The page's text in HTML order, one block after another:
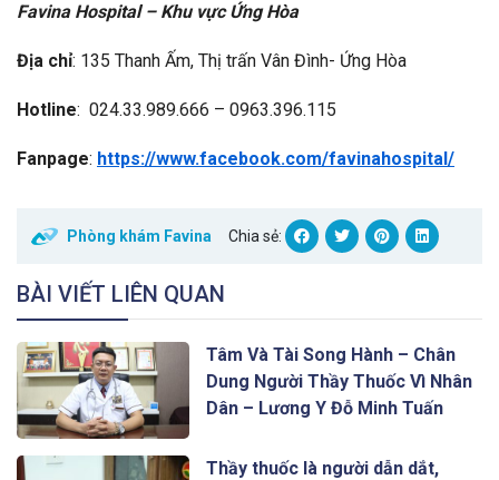
Favina Hospital – Khu vực Ứng Hòa
Địa chỉ: 135 Thanh Ấm, Thị trấn Vân Đình- Ứng Hòa
Hotline: 024.33.989.666 – 0963.396.115
Fanpage: https://www.facebook.com/favinahospital/
Phòng khám Favina Chia sẻ:
BÀI VIẾT LIÊN QUAN
Tâm Và Tài Song Hành – Chân
Dung Người Thầy Thuốc Vì Nhân
Dân – Lương Y Đỗ Minh Tuấn
Thầy thuốc là người dẫn dắt,